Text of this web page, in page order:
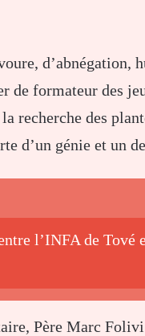
de formateur des
recherche des
d’un génie et un
l’INFA de Tové
Père Marc